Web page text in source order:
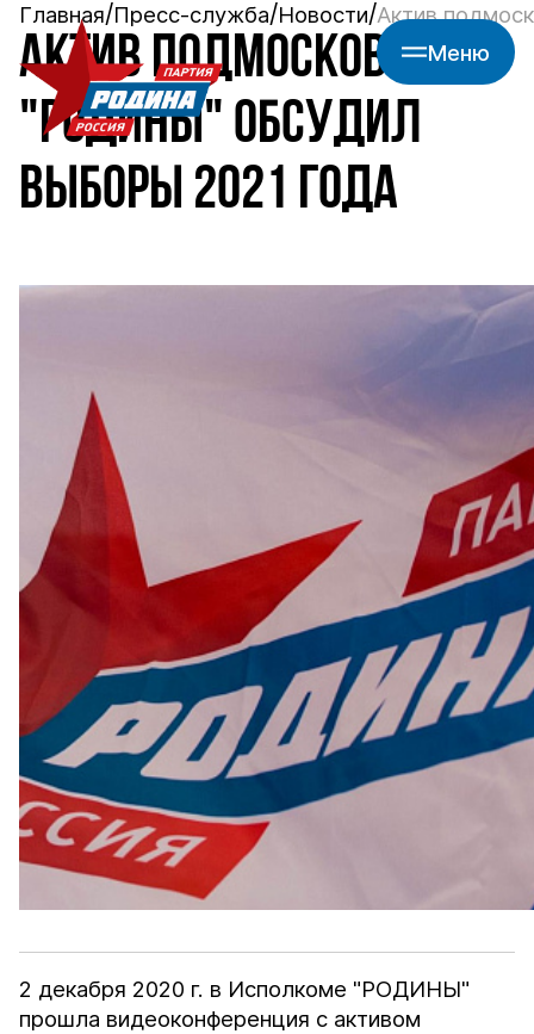
Меню
Главная Пресс-служба Новости Актив
АКТИВ ПОДМОСКОВНОЙ
"РОДИНЫ" ОБСУДИЛ
ВЫБОРЫ 2021 ГОДА
2 декабря 2020 г. в Исполкоме "РОДИНЫ"
прошла видеоконференция с активом